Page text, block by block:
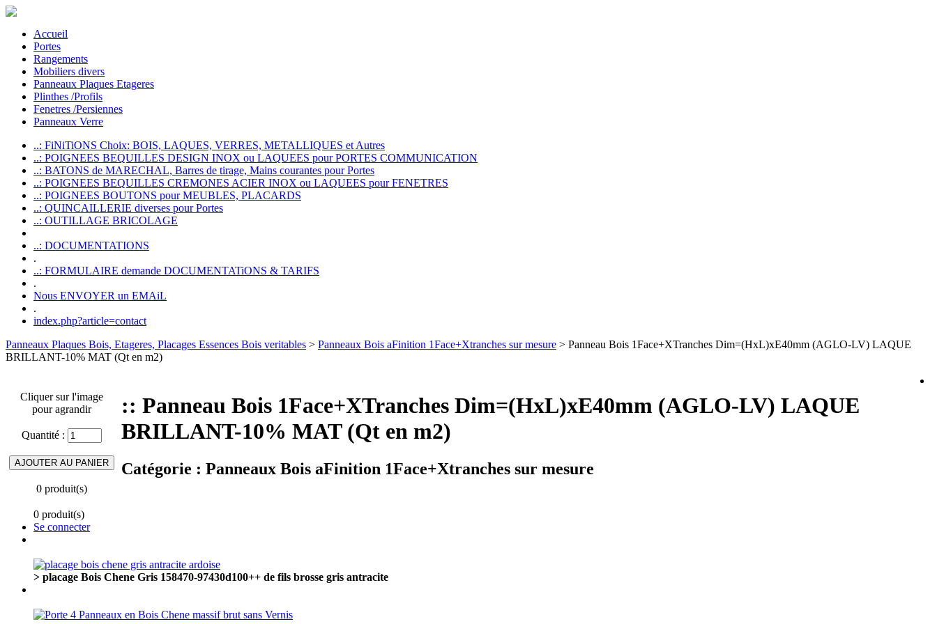
Accueil
Portes
Rangements
Mobiliers divers
Panneaux Plaques Etageres
Plinthes /Profils
Fenetres /Persiennes
Panneaux Verre
..: FiNiTiONS Choix: BOIS, LAQUES, VERRES, METALLIQUES et Autres
..: POIGNEES BEQUILLES DESIGN INOX ou LAQUEES pour PORTES COMMUNICATION
..: BATONS de MARECHAL, Barres de tirage, Mains courantes pour Portes
..: POIGNEES BEQUILLES CREMONES ACIER INOX ou LAQUEES pour FENETRES
..: POIGNEES BOUTONS pour MEUBLES, PLACARDS
..: QUINCAILLERIE diverses pour Portes
..: OUTILLAGE BRICOLAGE
..: DOCUMENTATIONS
.
..: FORMULAIRE demande DOCUMENTATiONS & TARIFS
.
Nous ENVOYER un EMAiL
.
index.php?article=contact
Panneaux Plaques Bois, Etageres, Placages Essences Bois veritables > Panneaux Bois aFinition 1Face+Xtranches sur mesure > Panneau Bois 1Face+XTranches Dim=(HxL)xE40mm (AGLO-LV) LAQUE
BRILLANT-10% MAT (Qt en m2)
Cliquer sur l'image
pour agrandir
Quantité :
0 produit(s)
:: Panneau Bois 1Face+XTranches Dim=(HxL)xE40mm (AGLO-LV) LAQUE
BRILLANT-10% MAT (Qt en m2)
Catégorie : Panneaux Bois aFinition 1Face+Xtranches sur mesure
0 produit(s)
Se connecter
> placage Bois Chene Gris 158470-97430d100++ de fils brosse gris antracite